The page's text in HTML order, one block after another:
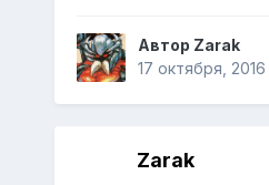
Автор Zarak
17 октября, 2016
Zarak